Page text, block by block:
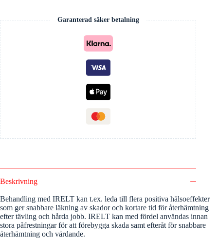
Garanterad säker betalning
Beskrivning
Behandling med IRELT kan t.ex. leda till flera positiva hälsoeffekter
som ger snabbare läkning av skador och kortare tid för återhämtning
efter tävling och hårda jobb. IRELT kan med fördel användas innan
stora påfrestningar för att förebygga skada samt efteråt för snabbare
återhämtning och vårdande.